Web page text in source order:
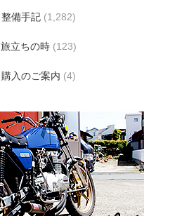
整備手記 (1,282)
旅立ちの時 (123)
購入のご案内 (4)